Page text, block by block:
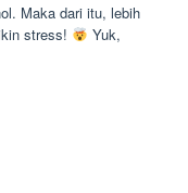
Maka dari itu, lebih
stress!
Yuk,